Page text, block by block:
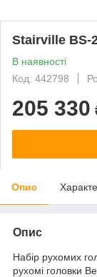
Stairville BS-
В наявності
Код: 442798
205 330
Опис
Опис
Набір рухомих
рухомі головки